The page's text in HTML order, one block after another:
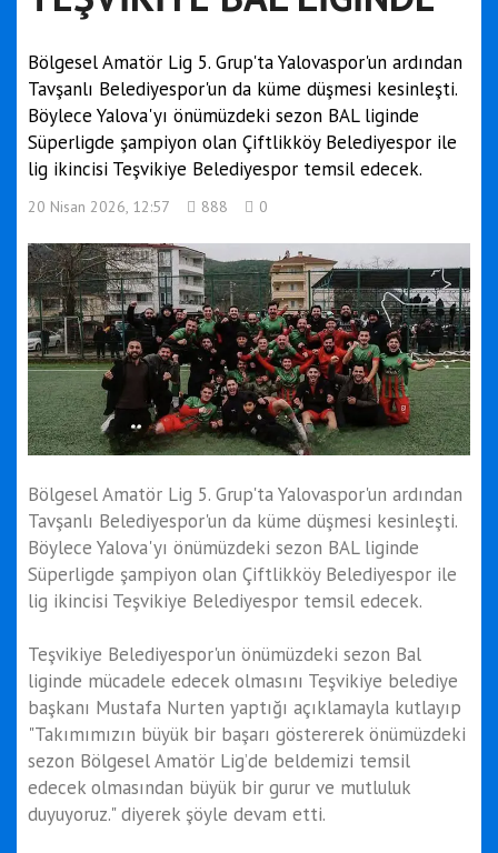
Bölgesel Amatör Lig 5. Grup'ta Yalovaspor'un ardından
Tavşanlı Belediyespor'un da küme düşmesi kesinleşti.
Böylece Yalova'yı önümüzdeki sezon BAL liginde
Süperligde şampiyon olan Çiftlikköy Belediyespor ile
lig ikincisi Teşvikiye Belediyespor temsil edecek.
20 Nisan 2026, 12:57 888 0
Bölgesel Amatör Lig 5. Grup'ta Yalovaspor'un ardından
Tavşanlı Belediyespor'un da küme düşmesi kesinleşti.
Böylece Yalova'yı önümüzdeki sezon BAL liginde
Süperligde şampiyon olan Çiftlikköy Belediyespor ile
lig ikincisi Teşvikiye Belediyespor temsil edecek.
Teşvikiye Belediyespor'un önümüzdeki sezon Bal
liginde mücadele edecek olmasını Teşvikiye belediye
başkanı Mustafa Nurten yaptığı açıklamayla kutlayıp
"Takımımızın büyük bir başarı göstererek önümüzdeki
sezon Bölgesel Amatör Lig’de beldemizi temsil
edecek olmasından büyük bir gurur ve mutluluk
duyuyoruz." diyerek şöyle devam etti.